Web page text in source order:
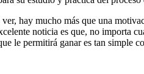
hay mucho más que una
noticia es que, no importa
le permitirá ganar es tan simple